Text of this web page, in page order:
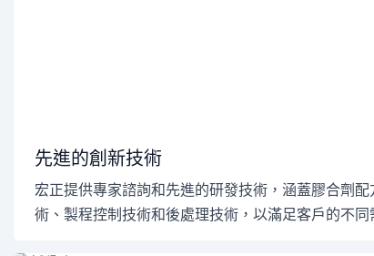
先進的創新技術
宏正提供專家諮詢和先進的研發技術，涵蓋膠合劑
術、製程控制技術和後處理技術，以滿足客戶的不同